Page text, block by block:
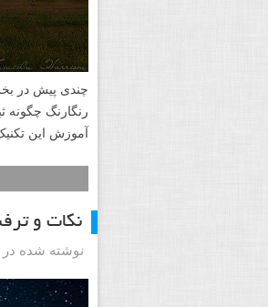
چندی پیش در
رنگارنگ
آموزش این
نکات و
نوشته شده در ۲۳ شهریور ۱۳۹۶